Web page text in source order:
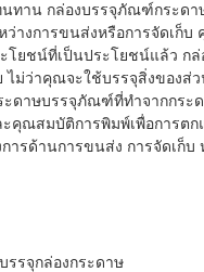
ทาน กล่องบรรจุภัณฑ์กระดา
ว่างการขนส่งหรือการจัดเก็
โยชน์ที่เป็นประโยชน์แล้ว ก
ไม่ว่าคุณจะใช้บรรจุสิ่งของส่
ะดาษบรรจุภัณฑ์ที่ทำจากกระ
คุณสมบัติการพิมพ์เพื่อการต
ารด้านการขนส่ง การจัดเก็บ
รรจุกล่องกระดาษ